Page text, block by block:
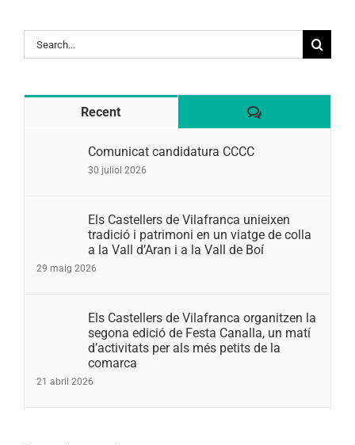
Search
for:
Recent Comentaris
Comunicat candidatura CCCC
30 juliol 2026
Els Castellers de Vilafranca unieixen
tradició i patrimoni en un viatge de colla
a la Vall d’Aran i a la Vall de Boí
29 maig 2026
Els Castellers de Vilafranca organitzen la
segona edició de Festa Canalla, un matí
d’activitats per als més petits de la
comarca
21 abril 2026